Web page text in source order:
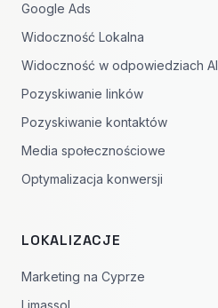
Google Ads
Widoczność Lokalna
Widoczność w odpowiedziach AI
Pozyskiwanie linków
Pozyskiwanie kontaktów
Media społecznościowe
Optymalizacja konwersji
LOKALIZACJE
Marketing na Cyprze
Limassol